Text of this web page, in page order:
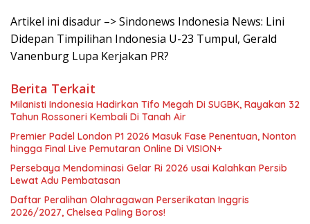
Artikel ini disadur –> Sindonews Indonesia News: Lini
Didepan Timpilihan Indonesia U-23 Tumpul, Gerald
Vanenburg Lupa Kerjakan PR?
Berita Terkait
Milanisti Indonesia Hadirkan Tifo Megah Di SUGBK, Rayakan 32
Tahun Rossoneri Kembali Di Tanah Air
Premier Padel London P1 2026 Masuk Fase Penentuan, Nonton
hingga Final Live Pemutaran Online Di VISION+
Persebaya Mendominasi Gelar Ri 2026 usai Kalahkan Persib
Lewat Adu Pembatasan
Daftar Peralihan Olahragawan Perserikatan Inggris
2026/2027, Chelsea Paling Boros!